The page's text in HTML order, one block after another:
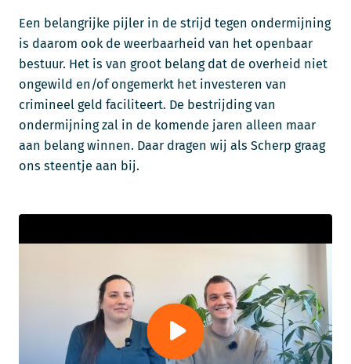
Een belangrijke pijler in de strijd tegen ondermijning
is daarom ook de weerbaarheid van het openbaar
bestuur. Het is van groot belang dat de overheid niet
ongewild en/of ongemerkt het investeren van
crimineel geld faciliteert. De bestrijding van
ondermijning zal in de komende jaren alleen maar
aan belang winnen. Daar dragen wij als Scherp graag
ons steentje aan bij.